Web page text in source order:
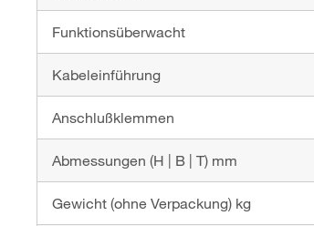
Funktionsüberwacht
Kabeleinführung
Anschlußklemmen
Abmessungen (H | B | T) mm
Gewicht (ohne Verpackung) kg